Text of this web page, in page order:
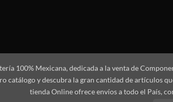
100% Mexicana, dedicada a la venta de
catálogo y descubra la gran cantidad de artículos
tienda Online ofrece envíos a todo el País,